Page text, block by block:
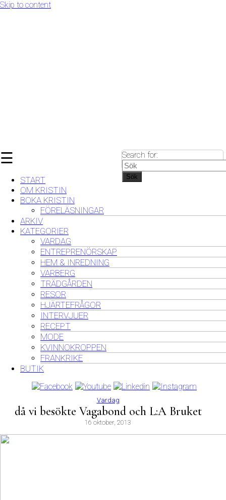
Skip to content
☰
START
OM KRISTIN
BOKA KRISTIN
FÖRELÄSNINGAR
ARKIV
KATEGORIER
VARDAG
ENTREPRENÖRSKAP
HEM & INREDNING
VARBERG
TRÄDGÅRDEN
RESOR
HJÄRTEFRÅGOR
INTERVJUER
RECEPT
MODE
KVINNOKROPPEN
FRANKRIKE
BUTIK
Search for:
Sök
Vardag
då vi besökte Vagabond och L:A Bruket
16 oktober, 2013